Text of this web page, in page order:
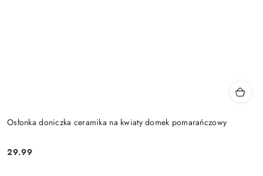
Osłonka doniczka ceramika na kwiaty domek pomarańczowy
Cena:
29.99